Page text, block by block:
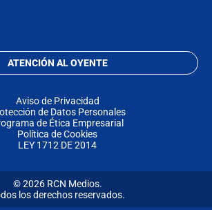
ATENCIÓN AL OYENTE
Aviso de Privacidad
de Datos Personales
de Ética Empresarial
Política de Cookies
LEY 1712 DE 2014
© 2026 RCN Medios.
los derechos reservados.